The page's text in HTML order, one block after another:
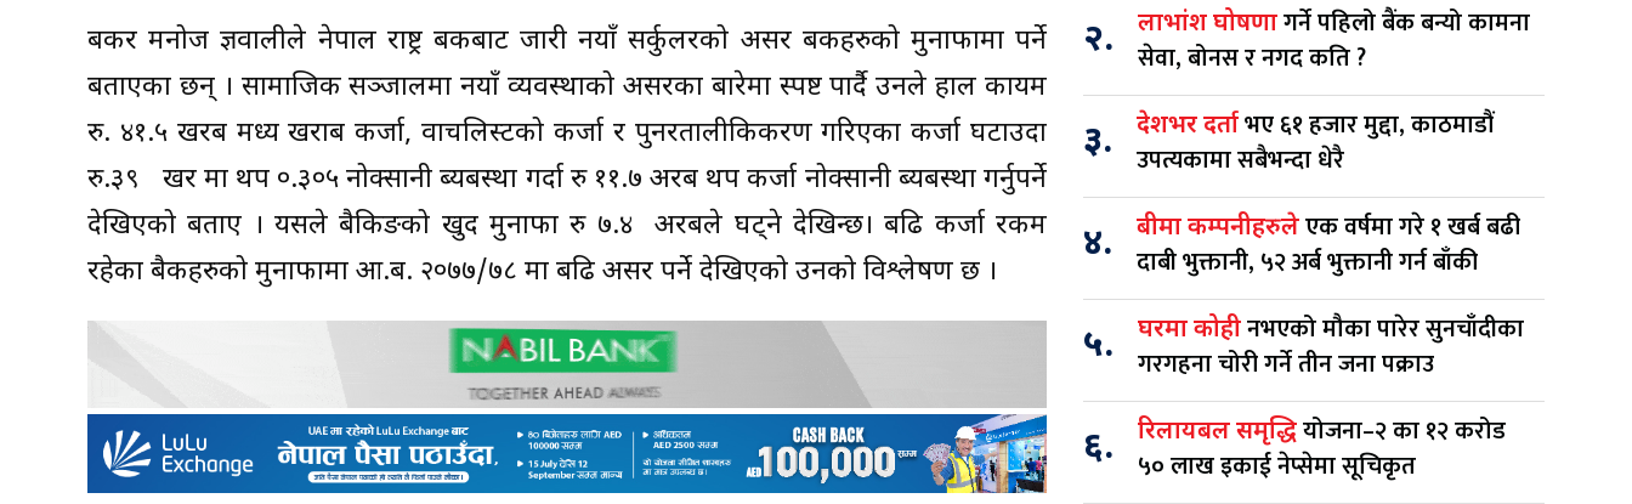
बैंकर मनोज ज्ञवालीले नेपाल राष्ट्र बैंकबाट जारी नयाँ सर्कुलरको असर बैंकहरुको मुनाफामा पर्ने
बताएका छन् । सामाजिक सञ्जालमा नयाँ व्यवस्थाको असरका बारेमा स्पष्ट पार्दै उनले हाल कायम
रु. ४१.५ खरब मध्य खराब कर्जा, वाचलिस्टको कर्जा र पुनरतालीकिकरण गरिएका कर्जा घटाउदा
रु.३९ खर मा थप ०.३०५ नोक्सानी ब्यबस्था गर्दा रु ११.७ अरब थप कर्जा नोक्सानी ब्यबस्था गर्नुपर्ने
देखिएको बताए । यसले बैकिङको खुद मुनाफा रु ७.४ अरबले घट्ने देखिन्छ। बढि कर्जा रकम
रहेका बैकहरुको मुनाफामा आ.ब. २०७७/७८ मा बढि असर पर्ने देखिएको उनको विश्लेषण छ ।
२. लाभांश घोषणागर्ने पहिलो बैंक बन्यो कामना
सेवा, बोनस र नगद कति ?
३. देशभर दर्ताभए ६१ हजार मुद्दा, काठमाडौं
उपत्यकामा सबैभन्दा धेरै
४. बीमा कम्पनीहरुलेएक वर्षमा गरे १ खर्ब बढी
दाबी भुक्तानी, ५२ अर्ब भुक्तानी गर्न बाँकी
५. घरमा कोहीनभएको मौका पारेर सुनचाँदीका
गरगहना चोरी गर्ने तीन जना पक्राउ
६. रिलायबल समृद्धियोजना–२ का १२ करोड
५० लाख इकाई नेप्सेमा सूचिकृत